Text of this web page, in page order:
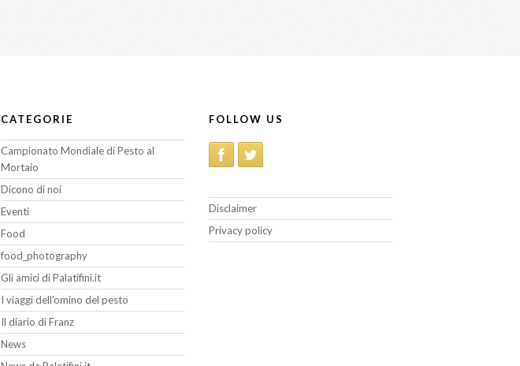
CATEGORIE
Campionato Mondiale di Pesto al
Mortaio
Dicono di noi
Eventi
Food
food_photography
Gli amici di Palatifini.it
I viaggi dell'omino del pesto
Il diario di Franz
News
FOLLOW US
Disclaimer
Privacy policy